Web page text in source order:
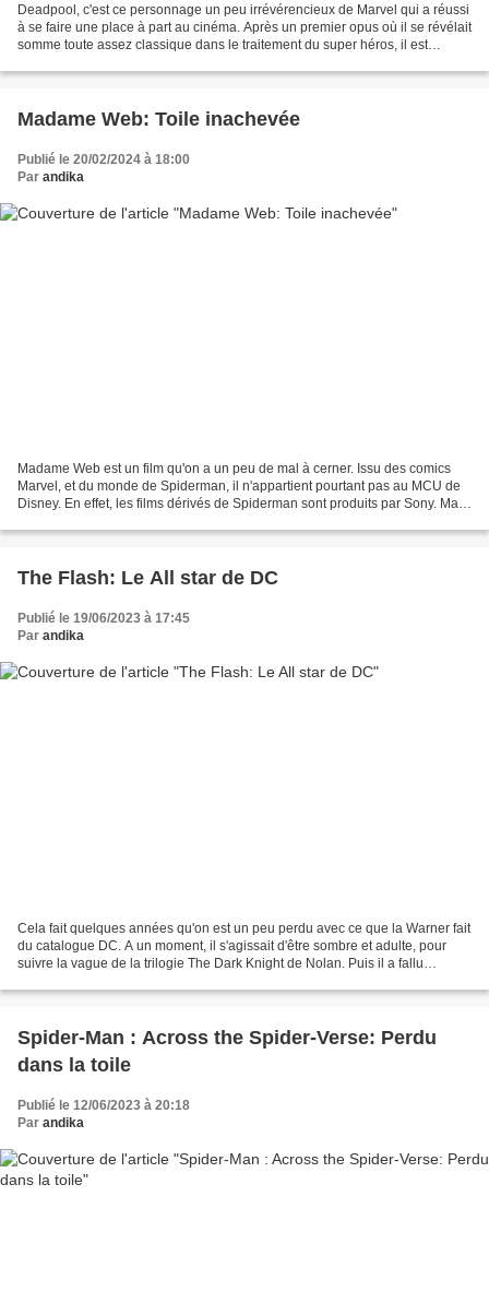
Deadpool, c'est ce personnage un peu irrévérencieux de Marvel qui a réussi
à se faire une place à part au cinéma. Après un premier opus où il se révélait
somme toute assez classique dans le traitement du super héros, il est
Madame Web: Toile inachevée
Publié le 20/02/2024 à 18:00
Par andika
Madame Web est un film qu'on a un peu de mal à cerner. Issu des comics
Marvel, et du monde de Spiderman, il n'appartient pourtant pas au MCU de
Disney. En effet, les films dérivés de Spiderman sont produits par Sony. Mais
The Flash: Le All star de DC
Publié le 19/06/2023 à 17:45
Par andika
Cela fait quelques années qu'on est un peu perdu avec ce que la Warner fait
du catalogue DC. A un moment, il s'agissait d'être sombre et adulte, pour
suivre la vague de la trilogie The Dark Knight de Nolan. Puis il a fallu
Spider-Man : Across the Spider-Verse: Perdu
dans la toile
Publié le 12/06/2023 à 20:18
Par andika